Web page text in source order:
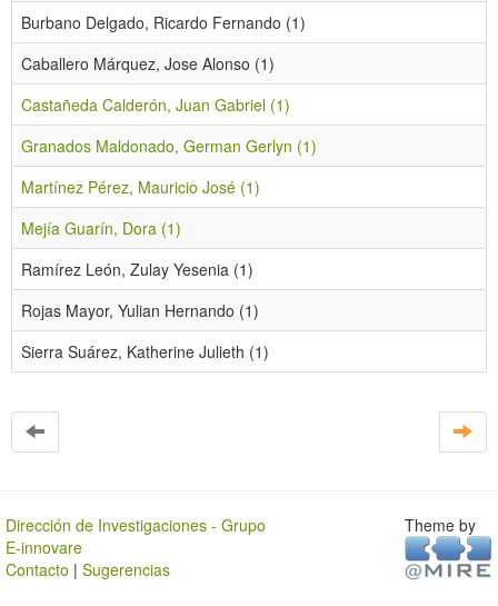
Burbano Delgado, Ricardo Fernando (1)
Caballero Márquez, Jose Alonso (1)
Castañeda Calderón, Juan Gabriel (1)
Granados Maldonado, German Gerlyn (1)
Martínez Pérez, Mauricio José (1)
Mejía Guarín, Dora (1)
Ramírez León, Zulay Yesenia (1)
Rojas Mayor, Yulian Hernando (1)
Sierra Suárez, Katherine Julieth (1)
Dirección de Investigaciones - Grupo
E-innovare
Contacto | Sugerencias
Theme by